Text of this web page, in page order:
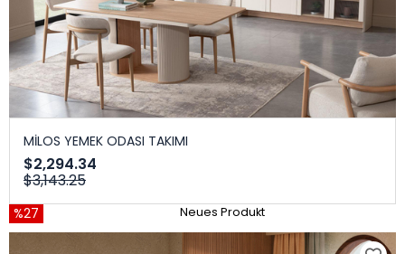
MİLOS YEMEK ODASI TAKIMI
$2,294.34
$3,143.25
%27 Neues Produkt